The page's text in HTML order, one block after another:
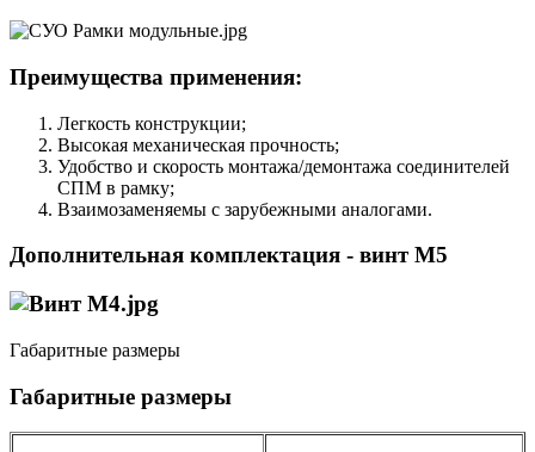
Преимущества применения:
Легкость конструкции;
Высокая механическая прочность;
Удобство и скорость монтажа/демонтажа соединителей
СПМ в рамку;
Взаимозаменяемы с зарубежными аналогами.
Дополнительная комплектация - винт М5
Габаритные размеры
Габаритные размеры